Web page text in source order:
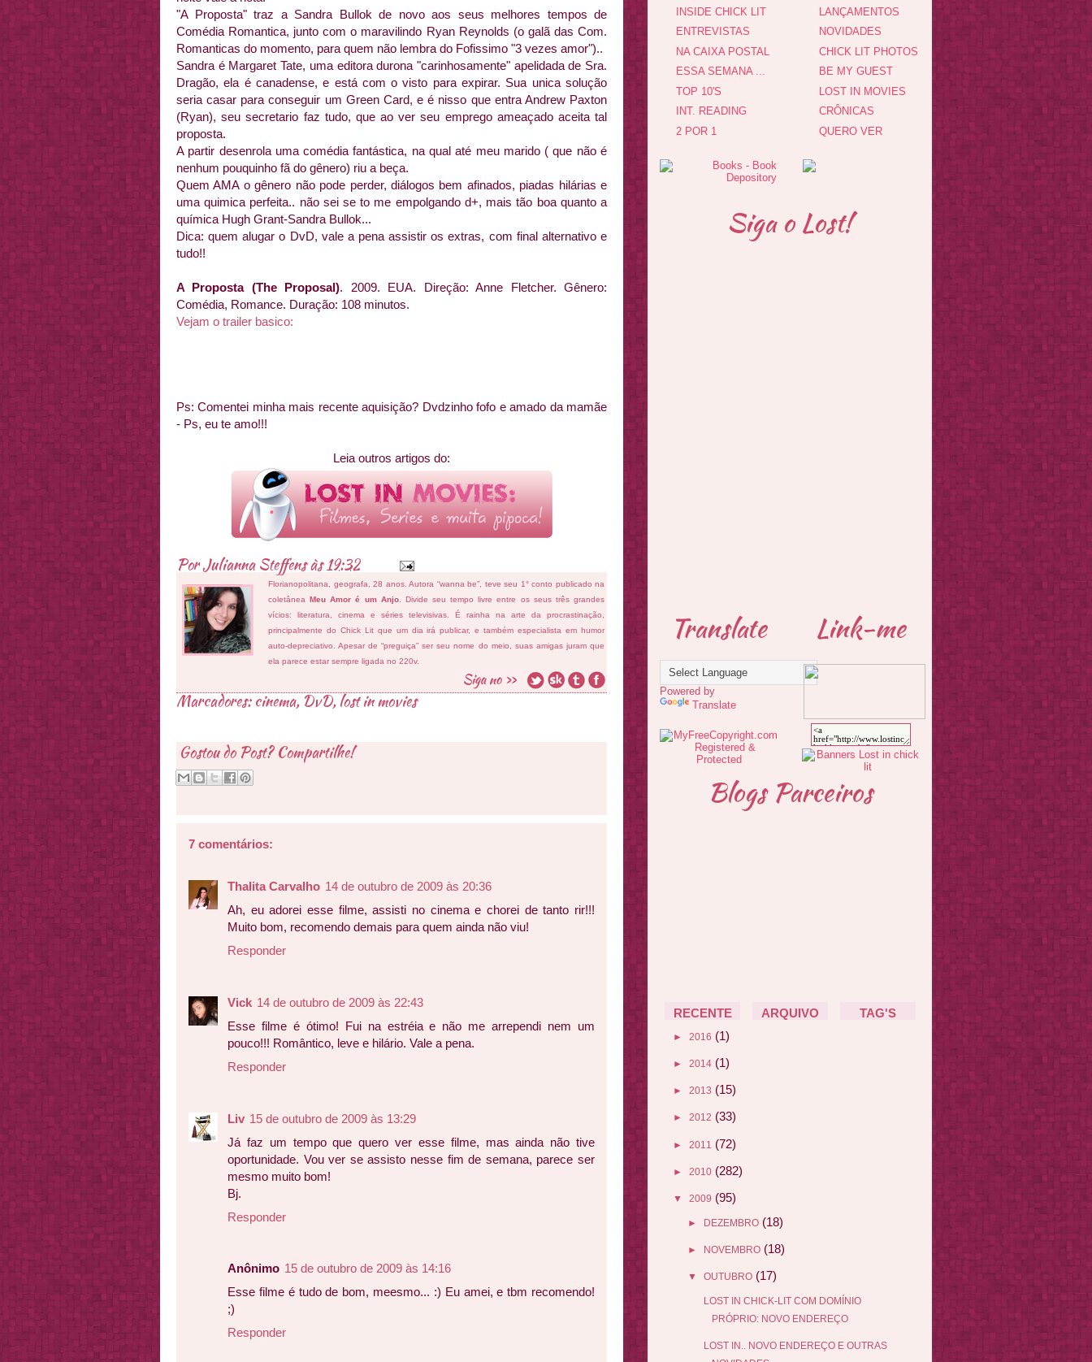
"A Proposta" traz a Sandra Bullok de novo aos seus melhores tempos de
Comédia Romantica, junto com o maravilindo Ryan Reynolds (o galã das Com.
Romanticas do momento, para quem não lembra do Fofissimo "3 vezes amor")..
Sandra é Margaret Tate, uma editora durona "carinhosamente" apelidada de Sra.
Dragão, ela é canadense, e está com o visto para expirar. Sua unica solução
seria casar para conseguir um Green Card, e é nisso que entra Andrew Paxton
(Ryan), seu secretario faz tudo, que ao ver seu emprego ameaçado aceita tal
proposta.
A partir desenrola uma comédia fantástica, na qual até meu marido ( que não é
nenhum pouquinho fã do gênero) riu a beça.
Quem AMA o gênero não pode perder, diálogos bem afinados, piadas hilárias e
uma quimica perfeita.. não sei se to me empolgando d+, mais tão boa quanto a
química Hugh Grant-Sandra Bullok...
Dica: quem alugar o DvD, vale a pena assistir os extras, com final alternativo e
tudo!!
A Proposta (The Proposal). 2009. EUA. Direção: Anne Fletcher. Gênero:
Comédia, Romance. Duração: 108 minutos.
Vejam o trailer basico:
Ps: Comentei minha mais recente aquisição? Dvdzinho fofo e amado da mamãe
- Ps, eu te amo!!!
Leia outros artigos do:
PorJulianna Steffensàs19:32
Florianopolitana, geografa, 28 anos. Autora “wanna be”, teve seu 1° conto publicado na
coletâneaMeu Amor é um Anjo. Divide seu tempo livre entre os seus três grandes
vícios: literatura, cinema e séries televisivas. É rainha na arte da procrastinação,
principalmente do Chick Lit que um dia irá publicar, e também especialista em humor
auto-depreciativo. Apesar de “preguiça” ser seu nome do meio, suas amigas juram que
ela parece estar sempre ligada no 220v.
Marcadores:cinema, DvD,lost in movies
Gostou do Post? Compartilhe!
7 comentários:
Thalita Carvalho 14 de outubro de 2009 às 20:36
Ah, eu adorei esse filme, assisti no cinema e chorei de tanto rir!!!
Muito bom, recomendo demais para quem ainda não viu!
Responder
Vick 14 de outubro de 2009 às 22:43
Esse filme é ótimo! Fui na estréia e não me arrependi nem um
pouco!!! Romântico, leve e hilário. Vale a pena.
Responder
Liv 15 de outubro de 2009 às 13:29
Já faz um tempo que quero ver esse filme, mas ainda não tive
oportunidade. Vou ver se assisto nesse fim de semana, parece ser
mesmo muito bom!
Bj.
Responder
Anônimo 15 de outubro de 2009 às 14:16
Esse filme é tudo de bom, meesmo... :) Eu amei, e tbm recomendo!
;)
Responder
INSIDE CHICK LIT
ENTREVISTAS
NA CAIXA POSTAL
ESSA SEMANA ...
TOP 10'S
INT. READING
2 POR 1
LANÇAMENTOS
NOVIDADES
CHICK LIT PHOTOS
BE MY GUEST
LOST IN MOVIES
CRÔNICAS
QUERO VER
Siga o Lost!
Translate
Powered by
Translate
Link-me
Blogs Parceiros
RECENTE ARQUIVO TAG'S
► 2016 (1)
► 2014 (1)
► 2013 (15)
► 2012 (33)
► 2011 (72)
► 2010 (282)
▼ 2009 (95)
► DEZEMBRO (18)
► NOVEMBRO (18)
▼ OUTUBRO (17)
LOST IN CHICK-LIT COM DOMÍNIO
PRÓPRIO: NOVO ENDEREÇO
LOST IN.. NOVO ENDEREÇO E OUTRAS